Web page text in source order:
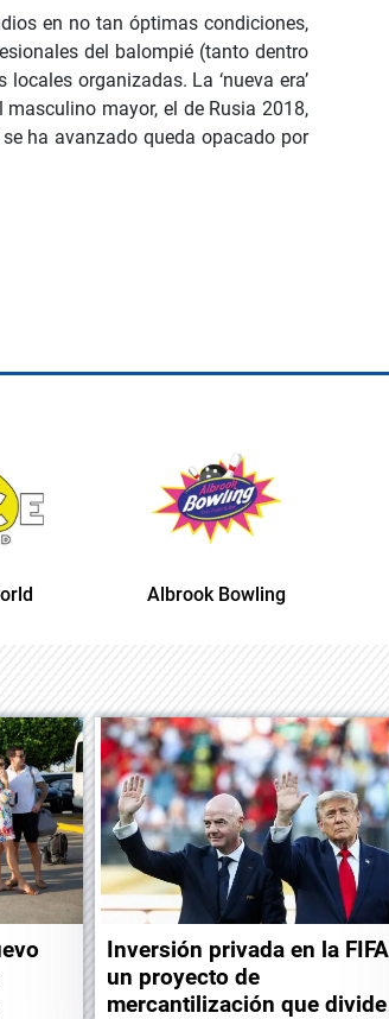
en no tan óptimas condiciones,
del balompié (tanto dentro
organizadas. La ‘nueva era’
mayor, el de Rusia 2018,
ha avanzado queda opacado por
Bowling Space Playworld
Inversión privada en la
un proyecto de
mercantilización que divide